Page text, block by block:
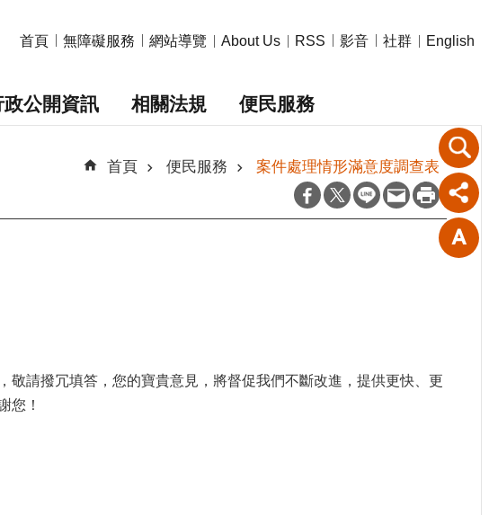
首頁 無障礙服務 網站導覽 About Us RSS 影音 社群 English
政公開資訊 相關法規 便民服務
首頁 便民服務 案件處理情形滿意度調查表
請撥冗填答，您的寶貴意見，將督促我們不斷改進，提供更快、更
您！